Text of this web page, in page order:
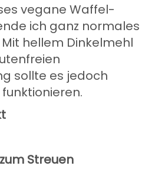
vegane Waffel-
ich ganz normales
hellem Dinkelmehl
sollte es jedoch
Streuen